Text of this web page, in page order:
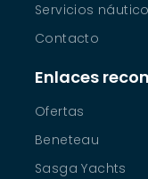
Servicios
Contacto
Enlaces
Ofertas
Beneteau
Sasga Yachts